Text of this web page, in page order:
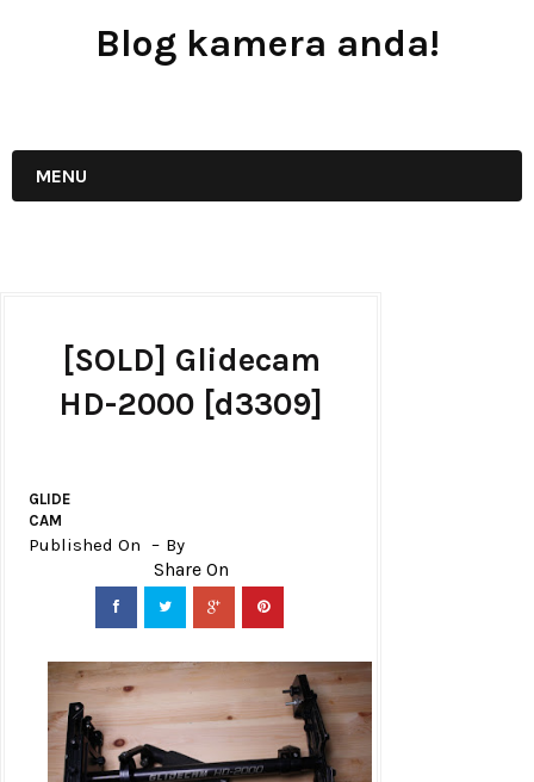
Blog kamera anda!
MENU
[SOLD] Glidecam
HD-2000 [d3309]
GLIDE
CAM
Published On By